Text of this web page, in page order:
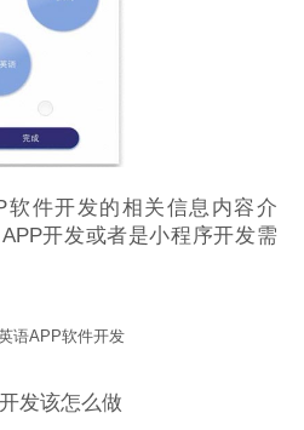
软件开发的相关信息内容介
开发或者是小程序开发需
语APP软件开发
发该怎么做